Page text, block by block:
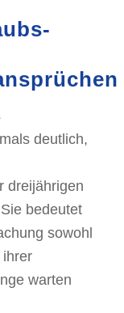
deutlich,
dreijährigen
bedeutet
sowohl
warten